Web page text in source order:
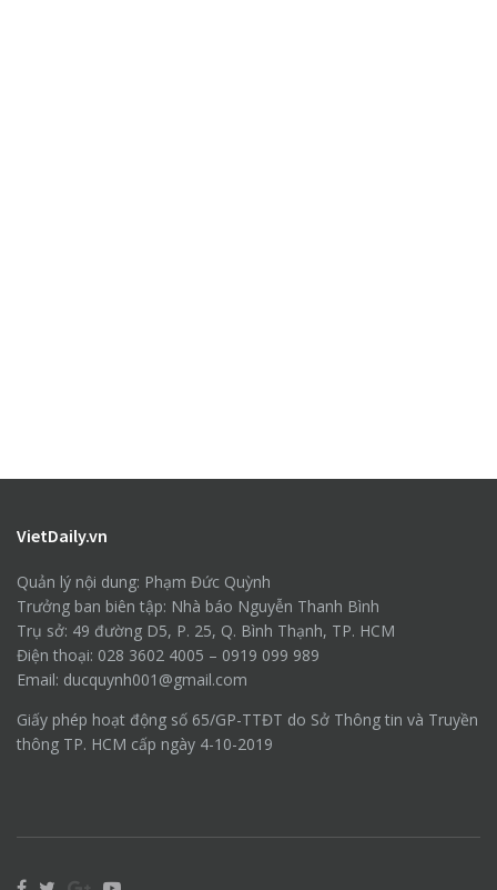
VietDaily.vn
Quản lý nội dung: Phạm Đức Quỳnh
Trưởng ban biên tập: Nhà báo Nguyễn Thanh Bình
Trụ sở: 49 đường D5, P. 25, Q. Bình Thạnh, TP. HCM
Điện thoại: 028 3602 4005 – 0919 099 989
Email: ducquynh001@gmail.com
Giấy phép hoạt động số 65/GP-TTĐT do Sở Thông tin và Truyền
thông TP. HCM cấp ngày 4-10-2019